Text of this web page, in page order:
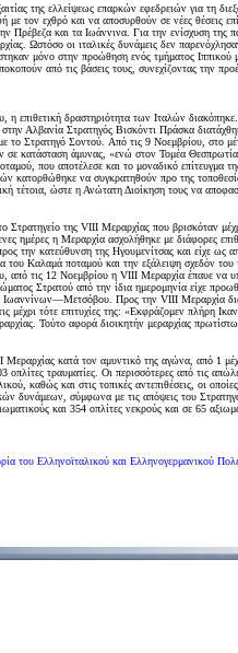
της ελλείψεως επαρκών εφεδρειών για τη
με τον εχθρό και να αποσυρθούν σε νέες θέσεις
Πρέβεζα και τα Ιωάννινα. Για την ενίσχυση
Ωστόσο οι ιταλικές δυνάμεις δεν
μόνο στην προώθηση ενός τμήματος
από τις βάσεις τους, συνεχίζοντας την
η επιθετική δραστηριότητα των Ιταλών
Αλβανία Στρατηγός Βισκόντι Πράσκα
το Στρατηγό Σοντού. Από τις 9 Νοεμβρίου, στο
σε κατάσταση άμυνας, «ενώ στον Τομέα
που αποτέλεσε και το μοναδικό επίτευγμα
κατορθώθηκε να συγκρατηθούν προ της
τέτοια, ώστε η Ανώτατη Διοίκηση τους να
Στρατηγείο της VIII Μεραρχίας που βρισκόταν
ημέρες η Μεραρχία ασχολήθηκε με διάφορες
την κατεύθυνση της Ηγουμενίτσας και είχε
του Καλαμά ποταμού και την εξάλειψη σχεδόν
από τις 12 Νοεμβρίου η VIII Μεραρχία έπαυε να
Στρατού από την ίδια ημερομηνία είχε
Ιωαννίνων—Μετσόβου. Προς την VIII Μεραρχία
μέχρι τότε επιτυχίες της: «Εκφράζομεν πλήρη
Τούτο αφορά διοικητήν μεραρχίας
Μεραρχίας κατά τον αμυντικό της αγώνα, από 1
οπλίτες τραυματίες. Οι περισσότερες από τις
καθώς και στις τοπικές αντεπιθέσεις, οι
δυνάμεων, σύμφωνα με τις απόψεις του
και 354 οπλίτες νεκρούς και σε 65
του Ελληνοϊταλικού και